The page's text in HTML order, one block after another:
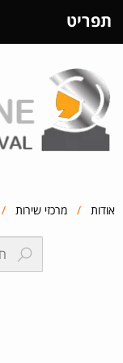
אודות / מרכזי שירות /
תפריט